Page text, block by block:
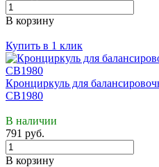
В корзину
Купить в 1 клик
Кронциркуль для
CB1980
В наличии
791 руб.
В корзину